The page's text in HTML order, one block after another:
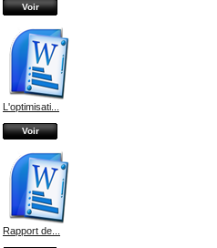
Voir
L'optimisati...
Voir
Rapport de...